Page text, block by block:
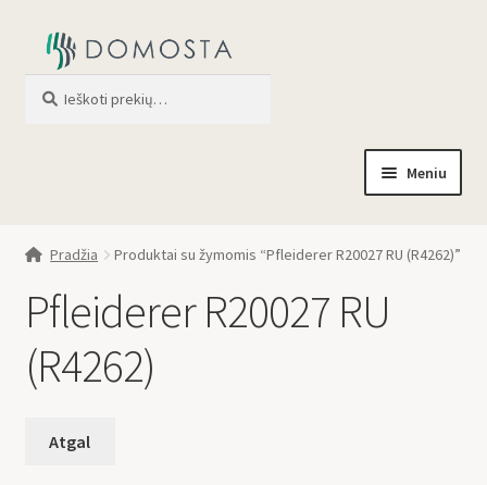
Meniu
Profilis
Pradžia Produktai su žymomis “Pfleiderer R20027 RU (R4262)”
Pfleiderer R20027 RU
(R4262)